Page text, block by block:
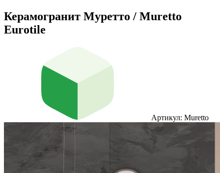
Керамогранит Муретто / Muretto
Eurotile
Артикул: Muretto